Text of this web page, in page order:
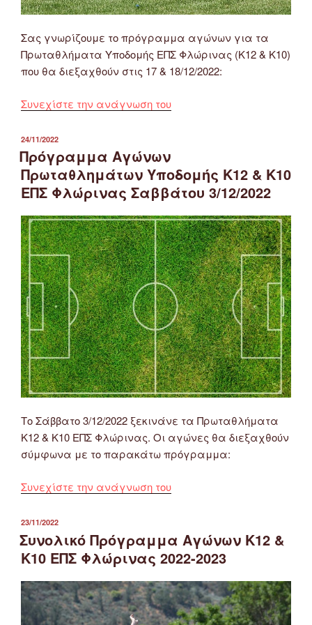
Σας γνωρίζουμε το πρόγραμμα αγώνων για τα
Πρωταθλήματα Υποδομής ΕΠΣ Φλώρινας (Κ12 & Κ10)
που θα διεξαχθούν στις 17 & 18/12/2022:
Συνεχίστε την ανάγνωση του“Πρόγραμμα
ΕΠΣ
Φλώρινας
(Κ12-
Κ10)
17
&
18/12/2022”
ΔΗΜΟΣΙΕΎΤΗΚΕ
ΣΤΙΣ
24/11/2022
Πρόγραμμα Αγώνων
Πρωταθλημάτων Υποδομής Κ12 & Κ10
ΕΠΣ Φλώρινας Σαββάτου 3/12/2022
Το Σάββατο 3/12/2022 ξεκινάνε τα Πρωταθλήματα
Κ12 & Κ10 ΕΠΣ Φλώρινας. Οι αγώνες θα διεξαχθούν
σύμφωνα με το παρακάτω πρόγραμμα:
Συνεχίστε την ανάγνωση του“Πρόγραμμα
Υποδομής
Κ12
Κ10
ΕΠΣ
Φλώρινας
ΔΗΜΟΣΙΕΎΤΗΚΕ
ΣΤΙΣ
23/11/2022
Συνολικό Πρόγραμμα Αγώνων Κ12 &
Κ10 ΕΠΣ Φλώρινας 2022-2023